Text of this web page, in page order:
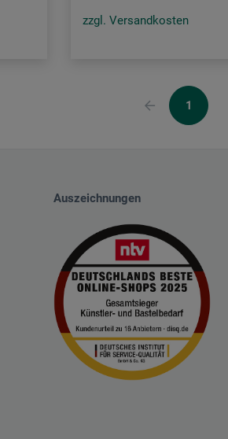
zzgl. Versandkosten
1
Auszeichnungen